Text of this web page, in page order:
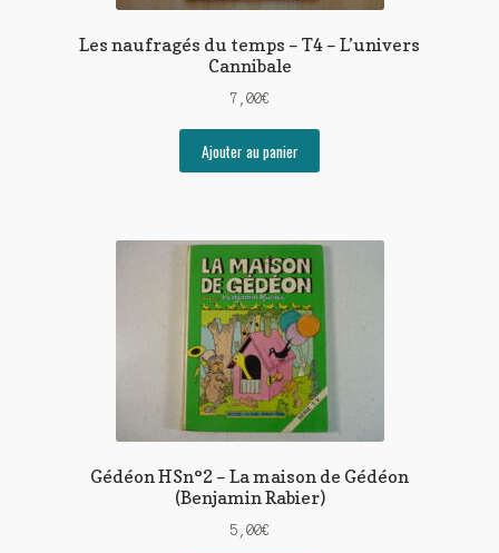
Les naufragés du temps – T4 – L’univers
Cannibale
7,00€
Ajouter au panier
Gédéon HSn°2 – La maison de Gédéon
(Benjamin Rabier)
5,00€